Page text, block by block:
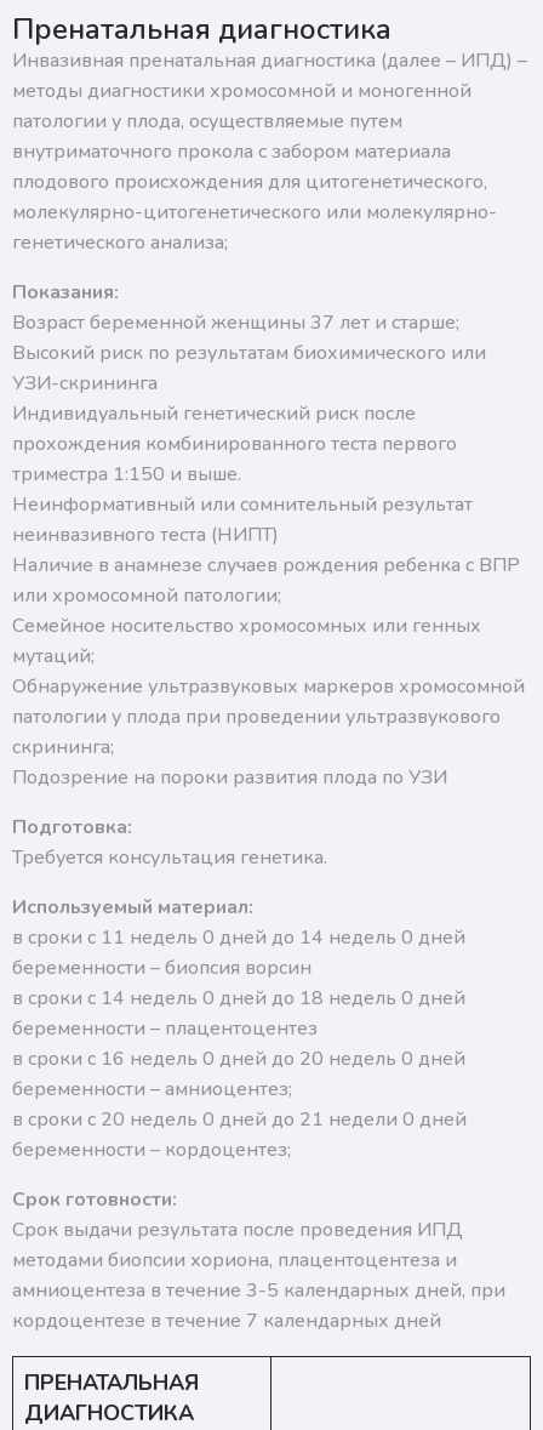
Пренатальная диагностика
Инвазивная пренатальная диагностика (далее – ИПД) –
методы диагностики хромосомной и моногенной
патологии у плода, осуществляемые путем
внутриматочного прокола с забором материала
плодового происхождения для цитогенетического,
молекулярно-цитогенетического или молекулярно-
генетического анализа;
Показания:
Возраст беременной женщины 37 лет и старше;
Высокий риск по результатам биохимического или
УЗИ-скрининга
Индивидуальный генетический риск после
прохождения комбинированного теста первого
триместра 1:150 и выше.
Неинформативный или сомнительный результат
неинвазивного теста (НИПТ)
Наличие в анамнезе случаев рождения ребенка с ВПР
или хромосомной патологии;
Семейное носительство хромосомных или генных
мутаций;
Обнаружение ультразвуковых маркеров хромосомной
патологии у плода при проведении ультразвукового
скрининга;
Подозрение на пороки развития плода по УЗИ
Подготовка:
Требуется консультация генетика.
Используемый материал:
в сроки с 11 недель 0 дней до 14 недель 0 дней
беременности – биопсия ворсин
в сроки с 14 недель 0 дней до 18 недель 0 дней
беременности – плацентоцентез
в сроки с 16 недель 0 дней до 20 недель 0 дней
беременности – амниоцентез;
в сроки с 20 недель 0 дней до 21 недели 0 дней
беременности – кордоцентез;
Срок готовности:
Срок выдачи результата после проведения ИПД
методами биопсии хориона, плацентоцентеза и
амниоцентеза в течение 3-5 календарных дней, при
кордоцентезе в течение 7 календарных дней
ПРЕНАТАЛЬНАЯ
ДИАГНОСТИКА
ознакомлен с правилами подготовки к исследованиям